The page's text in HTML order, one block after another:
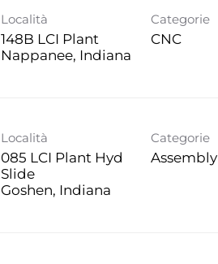
Località
148B LCI Plant
Categorie
CNC
Località
085 LCI Plant Hyd
Slide
Categorie
Assembly